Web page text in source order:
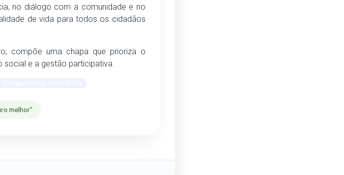
no diálogo com a comunidade e no
de vida para todos os cidadãos
compõe uma chapa que prioriza o
social e a gestão participativa.
melhor”